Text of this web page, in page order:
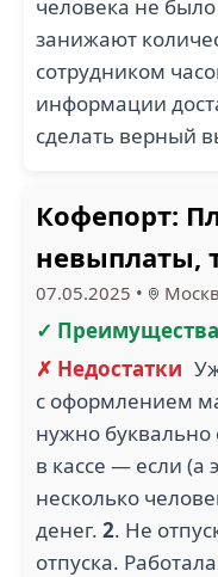
человека не
занижают
сотрудником
информации
сделать верный
Кофепорт:
невыплаты,
07.05.2025 •
✓ Преимущества
✗ Недостатки
с оформлением
нужно буквально
в кассе — если (а
несколько
денег. 2. Не
отпуска.